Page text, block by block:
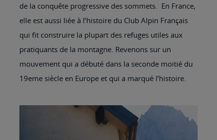
de la conquête progressive des sommets. En France,
elle est aussi liée à l’histoire du Club Alpin Français
qui fit construire la plupart des refuges utiles aux
pratiquants de la montagne. Revenons sur un
mouvement qui a débuté dans la seconde moitié du
19eme siècle en Europe et qui a marqué l’histoire.